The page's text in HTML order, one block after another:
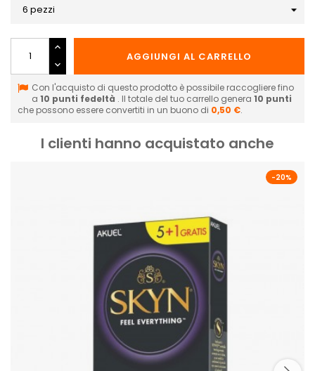
AGGIUNGI AL CARRELLO
Con l'acquisto di questo prodotto è possibile raccogliere fino
a 10 punti fedeltà . Il totale del tuo carrello genera 10 punti
che possono essere convertiti in un buono di 0,50 €.
I clienti hanno acquistato anche
-20%